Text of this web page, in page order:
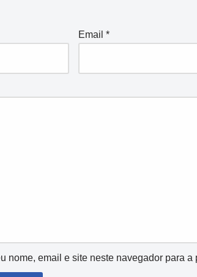
Email *
nome, email e site neste navegador para a